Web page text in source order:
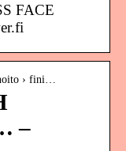
FACE
› fini…
–